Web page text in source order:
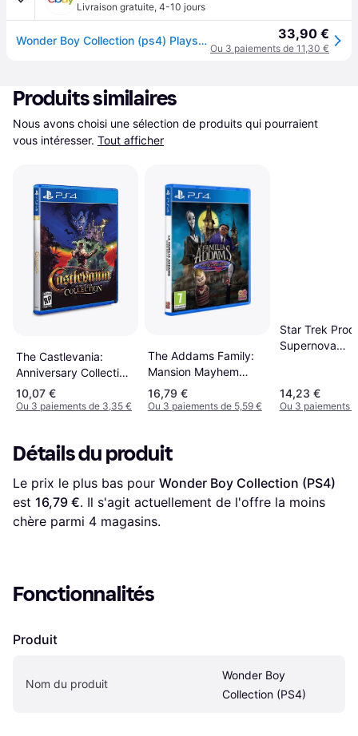
Livraison gratuite, 4-10 jours
Wonder Boy Collection (ps4) Playstation 4 (sony Playstation 4) 33,90 €
Ou 3 paiements de 11,30 €
Produits similaires
Nous avons choisi une sélection de produits qui pourraient
vous intéresser. Tout afficher
The Castlevania:
Anniversary Collection
(PS4)
10,07 €
Ou 3 paiements de 3,35 €
The Addams Family:
Mansion Mayhem
(PS4)
16,79 €
Ou 3 paiements de 5,59 €
Star Trek
Supernova
14,23 €
Ou 3 paiements
Détails du produit
Le prix le plus bas pour Wonder Boy Collection (PS4)
est 16,79 €. Il s'agit actuellement de l'offre la moins
chère parmi 4 magasins.
Fonctionnalités
Produit
Nom du produit
Wonder Boy
Collection (PS4)